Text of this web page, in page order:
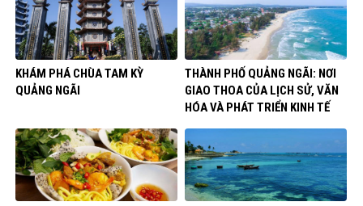
KHÁM PHÁ CHÙA TAM KỲ
QUẢNG NGÃI
THÀNH PHỐ QUẢNG NGÃI: NƠI
GIAO THOA CỦA LỊCH SỬ, VĂN
HÓA VÀ PHÁT TRIỂN KINH TẾ